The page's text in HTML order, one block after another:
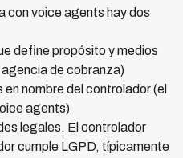
con voice agents hay dos
define propósito y medios
de cobranza)
nombre del controlador (el
agents)
legales. El controlador
cumple LGPD, típicamente